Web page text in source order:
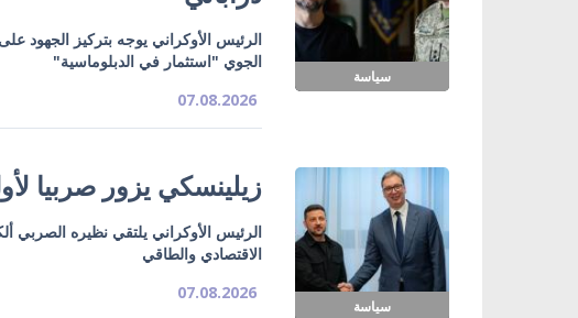
سياسة
الرئيس الأوكراني يوجه بتركيز الجهود
الجوي "استثمار في الدبلوماسية"
07.08.2026
سياسة
زيلينسكي يزور صربيا
الرئيس الأوكراني يلتقي نظيره الصربي
الاقتصادي والطاقي
07.08.2026